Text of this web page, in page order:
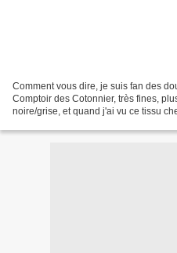
Comment vous dire, je suis fan des
Comptoir des Cotonnier, très fines,
noire/grise, et quand j'ai vu ce tissu